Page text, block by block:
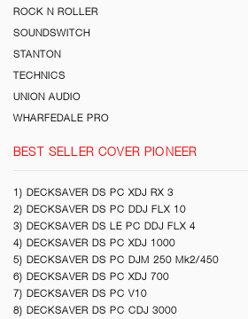
ROCK N ROLLER
SOUNDSWITCH
STANTON
TECHNICS
UNION AUDIO
WHARFEDALE PRO
BEST SELLER COVER PIONEER
1) DECKSAVER DS PC XDJ RX 3
2) DECKSAVER DS PC DDJ FLX 10
3) DECKSAVER DS LE PC DDJ FLX 4
4) DECKSAVER DS PC XDJ 1000
5) DECKSAVER DS PC DJM 250 Mk2/450
6) DECKSAVER DS PC XDJ 700
7) DECKSAVER DS PC V10
8) DECKSAVER DS PC CDJ 3000